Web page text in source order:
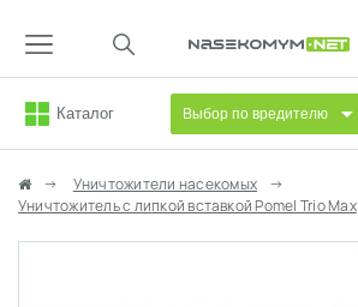
Каталог Выбор по вредителю
Уничтожители насекомых
Уничтожитель с липкой вставкой Pomel Trio Max